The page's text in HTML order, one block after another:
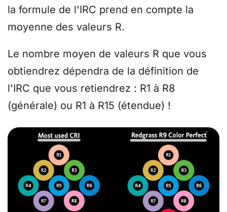
la formule de l'IRC prend en compte la
moyenne des valeurs R.
Le nombre moyen de valeurs R que vous
obtiendrez dépendra de la définition de
l'IRC que vous retiendrez : R1 à R8
(générale) ou R1 à R15 (étendue) !